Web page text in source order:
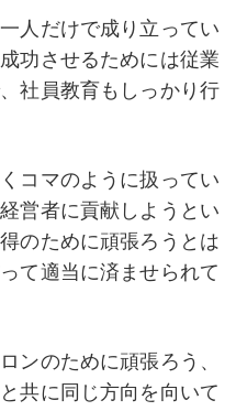
人だけで成り立ってい
功させるためには従業
社員教育もしっかり行
コマのように扱ってい
営者に貢献しようとい
のために頑張ろうとは
て適当に済ませられて
ンのために頑張ろう、
共に同じ方向を向いて